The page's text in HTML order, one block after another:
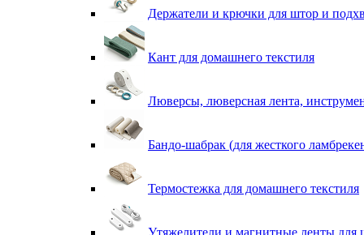
Держатели и крючки для штор и
Кант для домашнего текстиля
Люверсы, люверсная лента,
Бандо-шабрак (для жесткого
Термостежка для домашнего текстиля
Утяжелители и магнитные ленты для